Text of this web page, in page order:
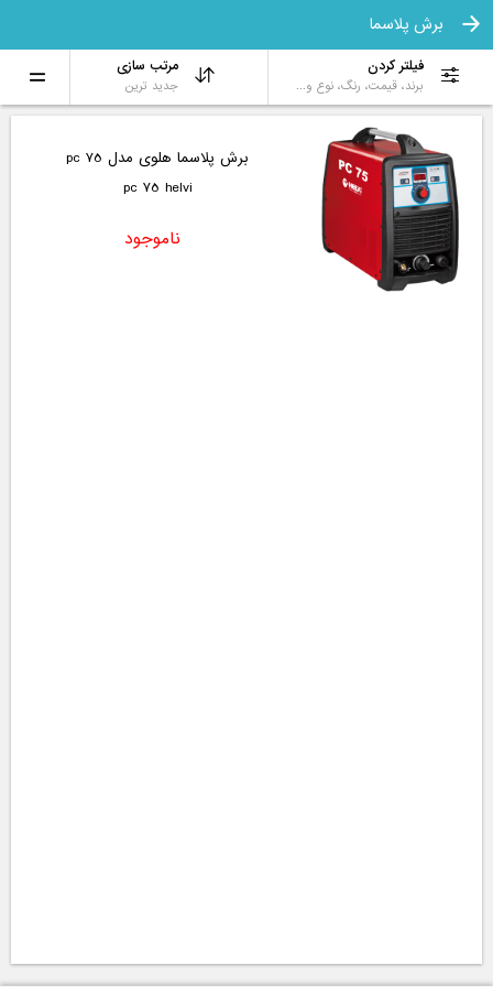
برش پلاسما
فیلتر کردن
برند، قیمت، رنگ، نوع و...
مرتب سازی
جدید ترین
برش پلاسما هلوی مدل pc 75
pc 75 helvi
ناموجود